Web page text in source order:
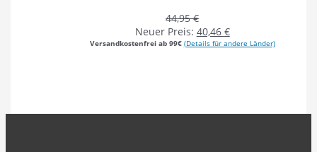
44,95€
Neuer Preis: 40,46 €
Versandkostenfrei ab 99€ (Details für andere Länder)